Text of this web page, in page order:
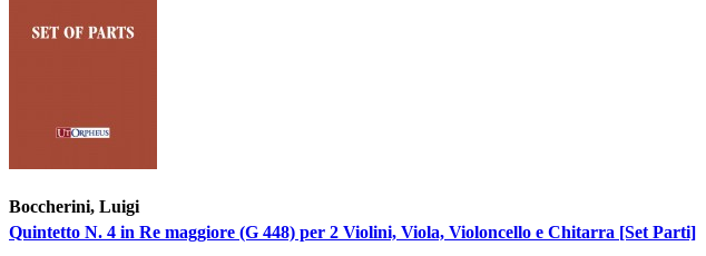
Boccherini, Luigi
Quintetto N. 4 in Re maggiore (G 448) per 2 Violini, Viola, Violoncello e Chitarra [Set Parti]